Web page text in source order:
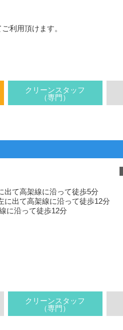
利用頂けます。
クリーンスタッフ
（専門）
出て高架線に沿って徒歩5分
に出て高架線に沿って徒歩12分
に沿って徒歩12分
クリーンスタッフ
（専門）